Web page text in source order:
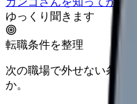
ゆっくり聞きます
転職条件を整理
次の職場で外せない条件
か。